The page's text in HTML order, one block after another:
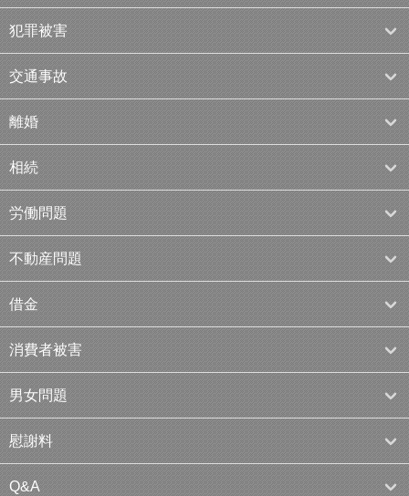
犯罪被害
交通事故
離婚
相続
労働問題
不動産問題
借金
消費者被害
男女問題
慰謝料
Q&A